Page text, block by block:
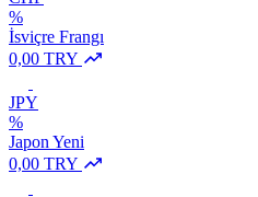
%
İsviçre Frangı
0,00 TRY
JPY
%
Japon Yeni
0,00 TRY